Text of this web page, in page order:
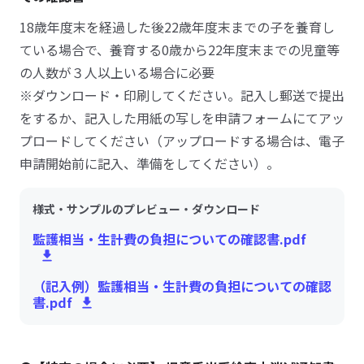
18歳年度末を経過した後22歳年度末までの子を養育し
ている場合で、養育する0歳から22年度末までの児童等
の人数が３人以上いる場合に必要
※ダウンロード・印刷してください。記入し郵送で提出
をするか、記入した用紙の写しを申請フォームにてアッ
プロードしてください（アップロードする場合は、電子
申請開始前に記入、準備をしてください）。
様式・サンプルのプレビュー・ダウンロード
監護相当・生計費の負担についての確認書.pdf
（記入例）監護相当・生計費の負担についての確認
書.pdf